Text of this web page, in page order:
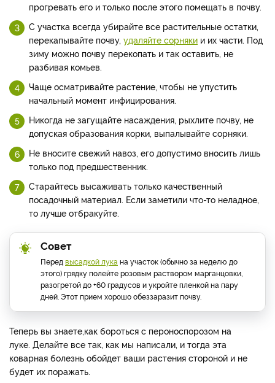
прогревать его и только после этого помещать в почву.
С участка всегда убирайте все растительные остатки,
перекапывайте почву, удаляйте сорняки и их части. Под
зиму можно почву перекопать и так оставить, не
разбивая комьев.
Чаще осматривайте растение, чтобы не упустить
начальный момент инфицирования.
Никогда не загущайте насаждения, рыхлите почву, не
допуская образования корки, выпалывайте сорняки.
Не вносите свежий навоз, его допустимо вносить лишь
только под предшественник.
Старайтесь высаживать только качественный
посадочный материал. Если заметили что-то неладное,
то лучше отбракуйте.
Совет
Перед высадкой лука на участок (обычно за неделю до
этого) грядку полейте розовым раствором марганцовки,
разогретой до +60 градусов и укройте пленкой на пару
дней. Этот прием хорошо обеззаразит почву.
Теперь вы знаете,как бороться с пероноспорозом на
луке. Делайте все так, как мы написали, и тогда эта
коварная болезнь обойдет ваши растения стороной и не
будет их поражать.